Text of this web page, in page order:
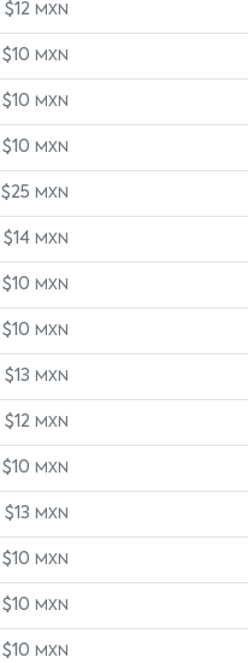
$12 MXN
$10 MXN
$10 MXN
$10 MXN
$25 MXN
$14 MXN
$10 MXN
$10 MXN
$13 MXN
$12 MXN
$10 MXN
$13 MXN
$10 MXN
$10 MXN
$10 MXN